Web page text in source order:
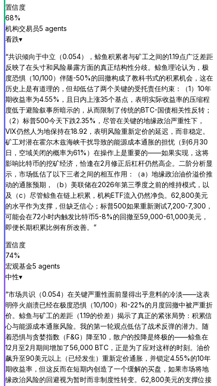
置信度
68%
机构交易员5 agents
看跌▾
“共识倾向于中立（0.054），鲸鱼积累者与矿工之间的1.19点广泛差距
反映了在头寸和风险暴露方面的真正结构性分歧。鲸鱼理论认为，极
度恐惧（10/100）伴随-50%的回撤构成了教科书式的积累机会，这在
历史上是有道理的，但却低估了两个关键的受托责任约束：（1）10年
期收益率为4.55%，且日内上涨35个基点，表明实际收益率的压缩程
度低于避险叙事所暗示的，从而限制了传统的BTC-国债相关性反转；
（2）标普500今天下跌2.35%，尽管在关键的地缘政治严重性下，
VIX仍然人为地保持在18.92，表明风险重新定价的延迟，而非稳定。
矿工对潜在霍尔木兹海峡干扰导致的能源成本通胀的担忧（到6月30
日，空域关闭的概率为61%）在操作上是重要的——如果实现，这将
影响比特币的挖矿经济，恰逢在2月修正后杠杆仍然高企。二阶分析显
示，市场低估了以下三者之间的相互作用：（a）地缘政治油价溢价推
动的通胀预期，（b）美联储在2026年第三季度之前的维持模式，以
及（c）尽管鲸鱼在链上积累，机构ETF流入仍然净负。62,800美元
的水平作为支撑，但缺乏信心；标普500如果重新测试7,200-7,300，
可能会在72小时内触发比特币5-8%的回撤至59,000-61,000美元，
即便长期积累比例有所改善。 ”
置信度
74%
宏观基金5 agents
中性▾
“市场共识（0.054）在关键严重性面前显得出乎意料的冷淡——这表
明停火崩溃已经在极度恐惧（10/100）和-22%的月度回撤中被严重折
价。鲸鱼与矿工的差距（1.19的价差）揭示了真正的紧张局势：积累信
心与能源成本通胀风险。我的第一轮观点低估了战术反弹的潜力。随
着恐惧与贪婪指数（F&G）降至10，散户的投降是终极的——鲸鱼在
12月至2月期间增加了56,000 BTC，正是为了应对这样的时刻。油价
飙升至90美元以上（已经发生）重新定价通胀，并锁定4.55%的10年
期收益率，但这反而在短期内创造了一个缓解的买盘，如果市场将地
缘政治风险的回避视为暂时而非制度性转变。62,800美元的支撑位接